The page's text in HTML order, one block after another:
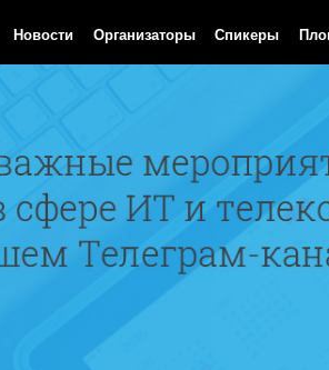
Новости Организаторы Спикеры